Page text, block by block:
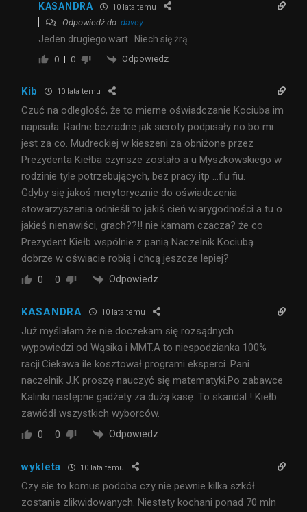
KASANDRA 10 lata temu
Odpowiedź do davey
Jeden drugiego wart . Niech się żrą.
0 0 Odpowiedz
Kib 10 lata temu
Czuć na odległość, że to mierne oświadczanie Kociuba im
napisała. Radne bezradne jak sieroty podpisały no bo mi
jest za co. Mudreckiej w kieszeni za obniżone przez
Prezydenta Kiełba czynsze zostało a u Myszkowskiego w
rodzinie tyle potrzebujących, bez pracy itp …fiu fiu.
Gdyby się jakoś merytorycznie do oświadczenia
stowarzyszenia odnieśli to jakiś cień wiarygodności a tu o
jakieś nienawiści, grach??!! nie kamam czacza? że co
Prezydent Kiełb wspólnie z panią Naczelnik Kociubą
dobrze w oświacie robią i chcą jeszcze lepiej?
0 0 Odpowiedz
KASANDRA 10 lata temu
Już myślałam że nie doczekam się rozsądnych
wypowiedzi od Wąsika i MMT.A to niespodzianka 100%
racji.Ciekawa ile kosztował programi eksperci .Pani
naczelnik J.K proszę nauczyć się matematyki.Po zabawce
Kalinki następne gadżety za dużą kasę .To skandal ! Kiełb
zawiódł wszystkich wyborców.
0 0 Odpowiedz
wykleta 10 lata temu
Czy sie to komus podoba czy nie pewnie kilka szkół
zostanie zlikwidowanych. Niestety kochani ponad 70 mln